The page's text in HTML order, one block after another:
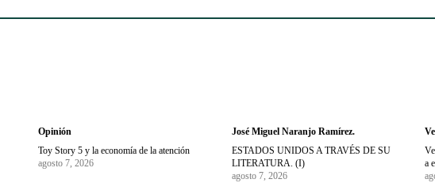
Opinión
Toy Story 5 y la economía de la atención
agosto 7, 2026
José Miguel Naranjo Ramírez.
ESTADOS UNIDOS A TRAVÉS DE SU
LITERATURA. (I)
agosto 7, 2026
a